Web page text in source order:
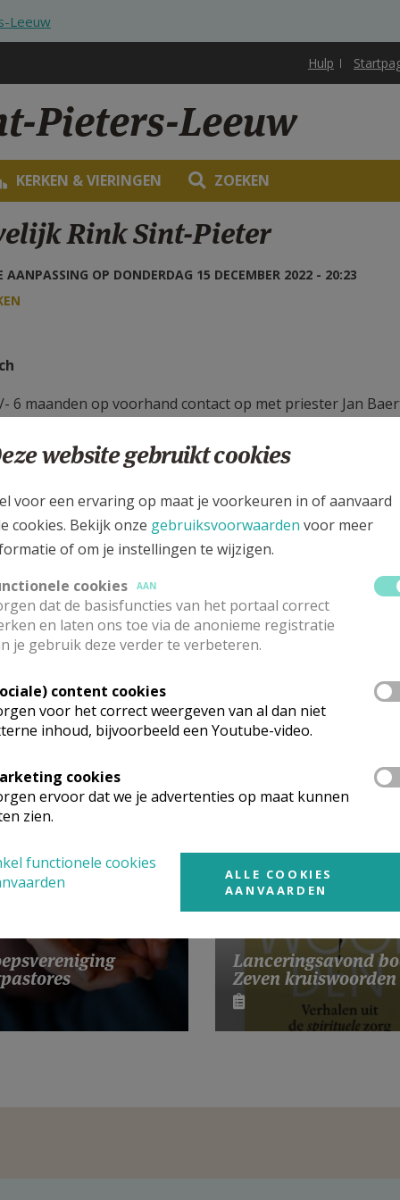
Leeuw
Hulp
Pieters-Leeuw
KERKEN & VIERINGEN ZOEKEN
Rink Sint-Pieter
AANPASSING OP DONDERDAG 15 DECEMBER 2022 - 20:23
6 maanden op voorhand contact op met priester Jan
29
voor een kerkelijk huwelijk is
Vicariaat VLBM
235
8
Pieters-Leeuw
BE 67 7341 7324 9887
Lanceringsavond
Zeven kruiswoorden
website gebruikt cookies
voor een ervaring op maat je voorkeuren in of aanvaard
cookies. Bekijk onze gebruiksvoorwaarden voor meer
of om je instellingen te wijzigen.
cookies
AAN
dat de basisfuncties van het portaal correct
en laten ons toe via de anonieme registratie
je gebruik deze verder te verbeteren.
content cookies
voor het correct weergeven van al dan niet
inhoud, bijvoorbeeld een Youtube-video.
cookies
ervoor dat we je advertenties op maat kunnen
zien.
functionele cookies
ALLE COOKIES
AANVAARDEN